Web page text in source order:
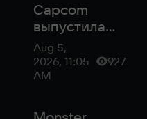
Capcom
Capcom
выпустила
бесплатную
демоверсию
Monster
Aug 5,
2026, 11:05
AM
927